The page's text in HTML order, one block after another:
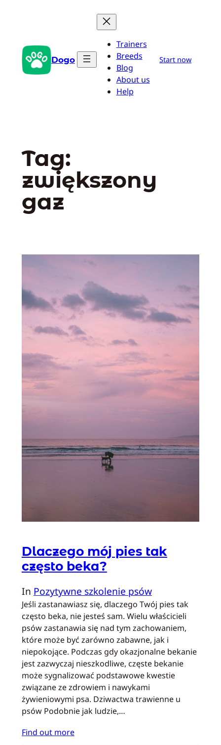
Dogo
Trainers
Breeds
Blog
About us
Help
Start now
Tag:
zwiększony
gaz
Dlaczego mój pies tak
często beka?
In Pozytywne szkolenie psów
Jeśli zastanawiasz się, dlaczego Twój pies tak
często beka, nie jesteś sam. Wielu właścicieli
psów zastanawia się nad tym zachowaniem,
które może być zarówno zabawne, jak i
niepokojące. Podczas gdy okazjonalne bekanie
jest zazwyczaj nieszkodliwe, częste bekanie
może sygnalizować podstawowe kwestie
związane ze zdrowiem i nawykami
żywieniowymi psa. Dziwactwa trawienne u
psów Podobnie jak ludzie,…
Find out more